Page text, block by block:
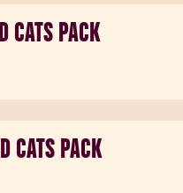
CATS PACK
CATS PACK